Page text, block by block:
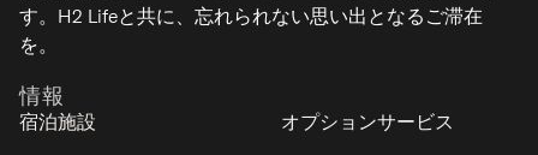
す。H2 Lifeと共に、忘れられない思い出となるご滞在
を。
情報
宿泊施設
オプションサービス